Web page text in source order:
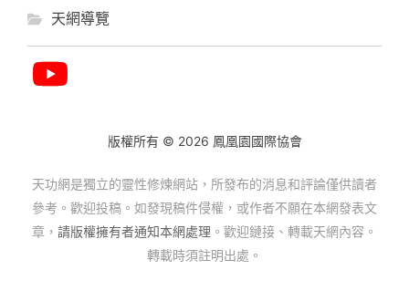
天網導覽
版權所有 © 2026 鳳凰園國際協會
天功網是獨立的靈性修煉網站，所發布的消息和評論僅供讀者
參考。歡迎投稿。如發現稿件侵權，或作者不願在本網發表文
章， 請版權擁有者通知本網處理 。歡迎鏈接、轉載天網內容。
轉載時須註明出處。